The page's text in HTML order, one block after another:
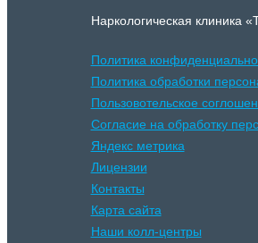
Наркологическая клиника
Политика
Политика обработки
Пользовотельское
Согласие на обработку
Яндекс метрика
Лицензии
Контакты
Карта сайта
Наши колл-центры